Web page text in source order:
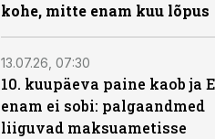
kohe, mitte enam kuu lõpus
13.07.26, 07:30
10. kuupäeva paine kaob ja
enam ei sobi: palgaandmed
liiguvad maksuametisse